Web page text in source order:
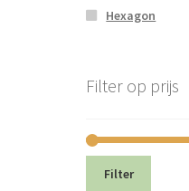
Hexagon
Filter op prijs
Filter